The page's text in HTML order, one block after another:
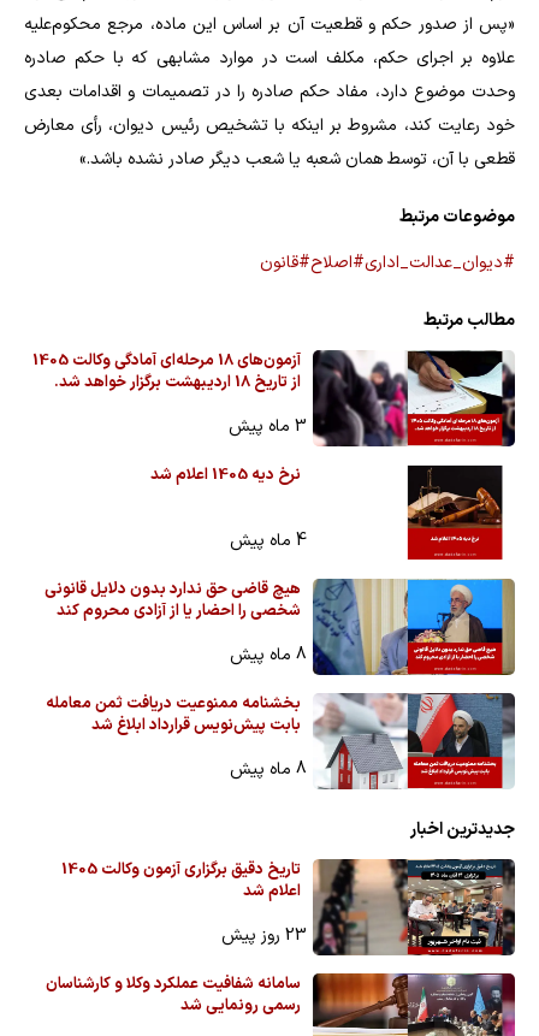
«پس از صدور حکم و قطعیت آن بر اساس این ماده، مرجع محکوم‌علیه
علاوه بر اجرای حکم، مکلف است در موارد مشابهی که با حکم صادره
وحدت موضوع دارد، مفاد حکم صادره را در تصمیمات و اقدامات بعدی
خود رعایت کند، مشروط بر اینکه با تشخیص رئیس دیوان، رأی معارض
قطعی با آن، توسط همان شعبه یا شعب دیگر صادر نشده باشد.»
موضوعات مرتبط
#دیوان_عدالت_اداری#اصلاح#قانون
مطالب مرتبط
آزمون‌های 18 مرحله‌ای آمادگی وکالت 1405
از تاریخ 18 اردیبهشت برگزار خواهد شد.
3 ماه پیش
نرخ دیه 1405 اعلام شد
4 ماه پیش
هیچ قاضی حق ندارد بدون دلایل قانونی
شخصی را احضار یا از آزادی محروم کند
8 ماه پیش
بخشنامه ممنوعیت دریافت ثمن معامله
بابت پیش‌نویس قرارداد ابلاغ شد
8 ماه پیش
جدیدترین اخبار
تاریخ دقیق برگزاری آزمون وکالت 1405
اعلام شد
23 روز پیش
سامانه شفافیت عملکرد وکلا و کارشناسان
رسمی رونمایی شد